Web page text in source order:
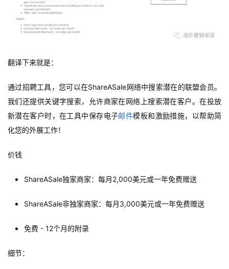
页
翻译下来就是：
通过招聘工具，您可以在ShareASale网络中搜索潜在的联盟会员。
我们还提供关键字搜索，允许商家在网络上搜索潜在客户。在投放
新潜在客户时，在工具中保存电子邮件模板和激励措施，以帮助简
化您的外展工作！
价钱
ShareASale独家商家：每月2,000美元或一年免费赠送
ShareASale非独家商家：每月3,000美元或一年免费赠送
免费 - 12个月的附录
细节：